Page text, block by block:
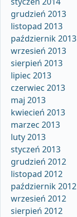
grudzień 2013
listopad 2013
październik 2013
wrzesień 2013
sierpień 2013
lipiec 2013
czerwiec 2013
maj 2013
kwiecień 2013
marzec 2013
luty 2013
styczeń 2013
grudzień 2012
listopad 2012
październik 2012
wrzesień 2012
sierpień 2012